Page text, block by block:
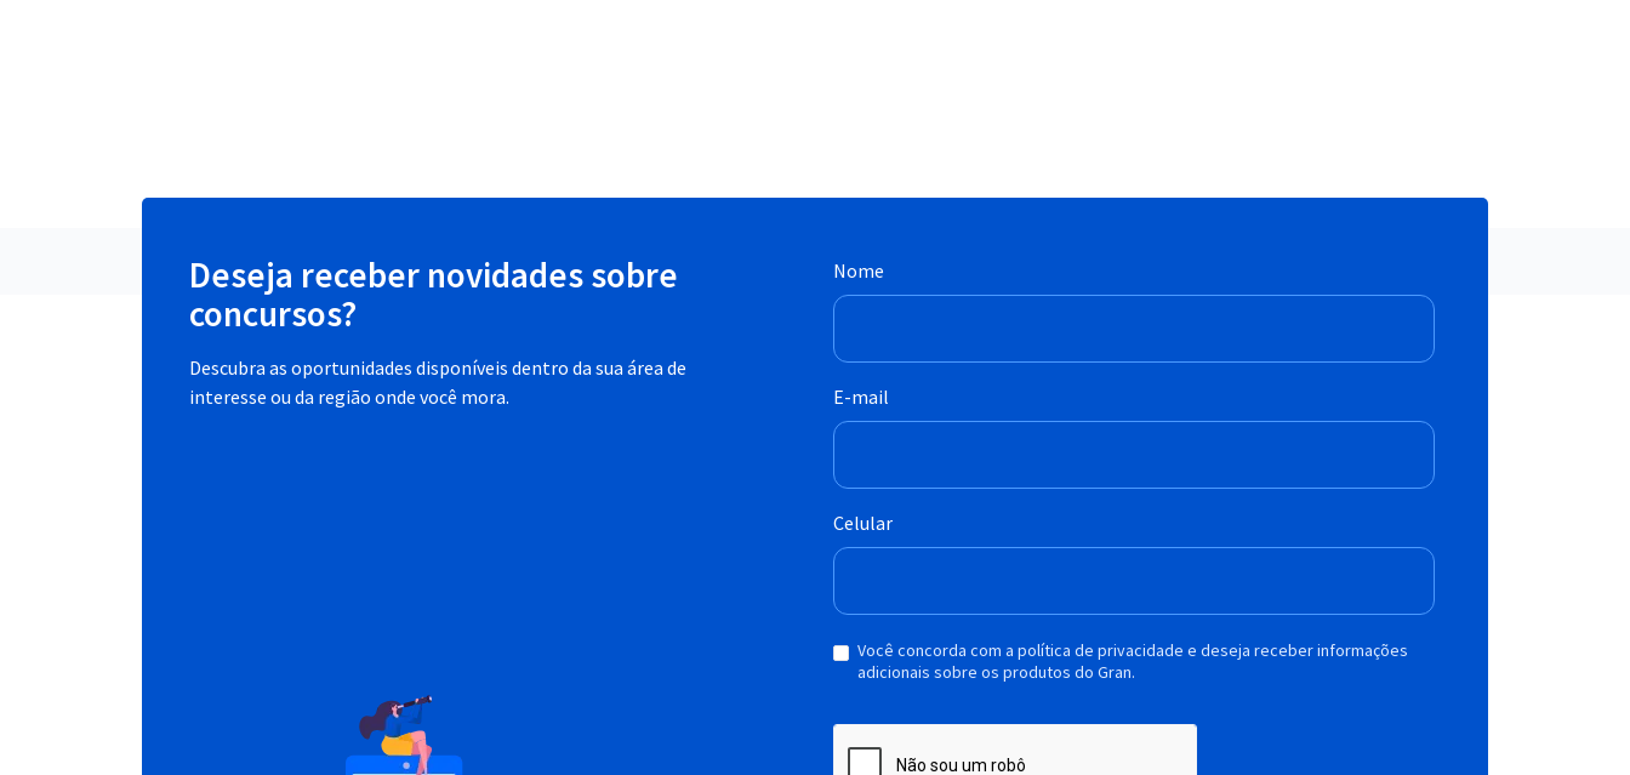
Deseja receber novidades sobre
concursos?
Descubra as oportunidades disponíveis dentro da sua área de
interesse ou da região onde você mora.
Nome
E-mail
Celular
Você concorda com a política de privacidade e deseja receber informações
adicionais sobre os produtos do Gran.